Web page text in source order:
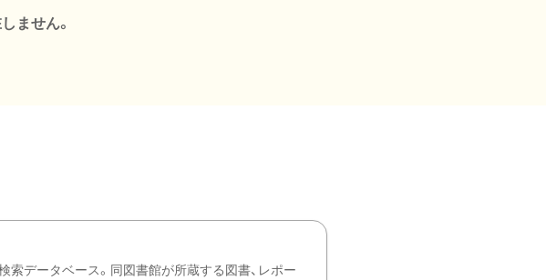
ません。
データベース。同図書館が所蔵する図書、レポー